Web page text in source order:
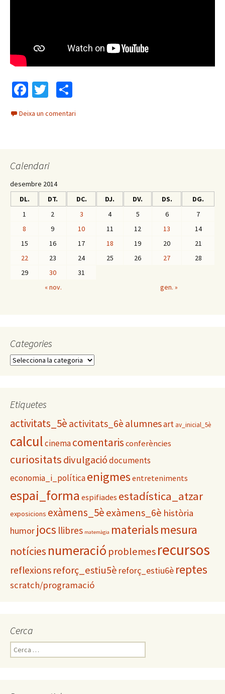
Fa
b
k
T
tt
o
m
ix
Deixa un comentari
Calendari
desembre 2014
DL.
DT. DC. DJ. DV. DS. DG.
« nov. gen. »
1 2 3 4 5 6
7
8
9 10 11 12 13
14
15
16 17 18 19 20
21
22
23 24 25 26 27
28
29
30 31
Categories
C
g
r
e
Etiquetes
activitats_5è activitats_6è alumnesart av_inicial_5è
calculcinemacomentarisconferències
curiositatsdivulgaciódocuments
economia_i_políticaenigmes entreteniments
espai_forma espifiades estadística_atzar
exposicions exàmens_5èexàmens_6è història
humor jocs llibres matemàgia materialsmesura
notícies numeració problemesrecursos
reflexions reforç_estiu5è reforç_estiu6è reptes
scratch/programació
Cerca
e